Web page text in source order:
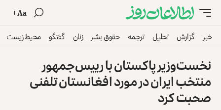
Aa
خبر گزارش تحلیل ترجمه حقوق بشر زنان گفتگو محیط زیست
نخست‌وزیر پاکستان با رییس‌جمهور
منتخب ایران در مورد افغانستان تلفنی
صحبت کرد